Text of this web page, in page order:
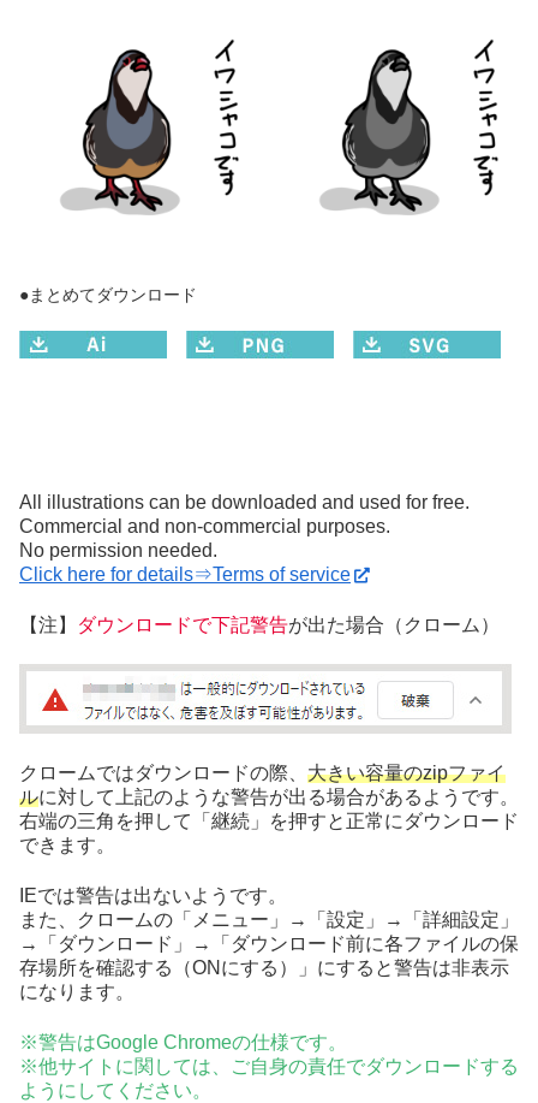
●まとめてダウンロード
All illustrations can be downloaded and used for free.
Commercial and non-commercial purposes.
No permission needed.
Click here for details⇒Terms of service
【注】 ダウンロードで下記警告が出た場合（クローム）
クロームではダウンロードの際、 大きい容量のzipファイ
ルに対して上記のような警告が出る場合があるようです。
右端の三角を押して「継続」を押すと正常にダウンロード
できます。
IEでは警告は出ないようです。
また、クロームの「メニュー」→「設定」→「詳細設定」
→「ダウンロード」→「ダウンロード前に各ファイルの保
存場所を確認する（ONにする）」にすると警告は非表示
になります。
※警告はGoogle Chromeの仕様です。
※他サイトに関しては、ご自身の責任でダウンロードする
ようにしてください。